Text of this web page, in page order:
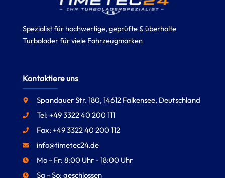
Spezialist für hochwertige, geprüfte & überholte
Turbolader für viele Fahrzeugmarken
Kontaktiere uns
Spandauer Str. 180, 14612 Falkensee, Deutschland
Tel: +49 3322 40 200 111
Fax: +49 3322 40 200 112
info@timetec24.de
Mo - Fr: 8:00 Uhr - 18:00 Uhr
Sa - So: geschlossen